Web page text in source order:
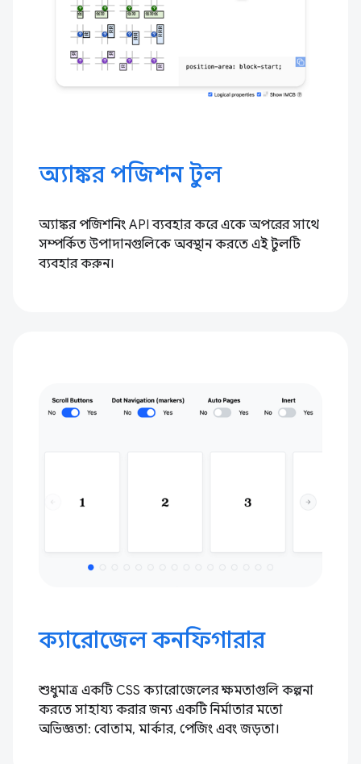
অ্যাঙ্কর পজিশন টুল
অ্যাঙ্কর পজিশনিং API ব্যবহার করে একে অপরের সাথে
সম্পর্কিত উপাদানগুলিকে অবস্থান করতে এই টুলটি
ব্যবহার করুন।
ক্যারোজেল কনফিগারার
শুধুমাত্র একটি CSS ক্যারোজেলের ক্ষমতাগুলি কল্পনা
করতে সাহায্য করার জন্য একটি নির্মাতার মতো
অভিজ্ঞতা: বোতাম, মার্কার, পেজিং এবং জড়তা।